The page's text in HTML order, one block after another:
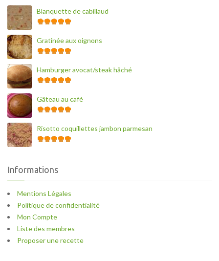
Blanquette de cabillaud
Gratinée aux oignons
Hamburger avocat/steak hâché
Gâteau au café
Risotto coquillettes jambon parmesan
Informations
Mentions Légales
Politique de confidentialité
Mon Compte
Liste des membres
Proposer une recette